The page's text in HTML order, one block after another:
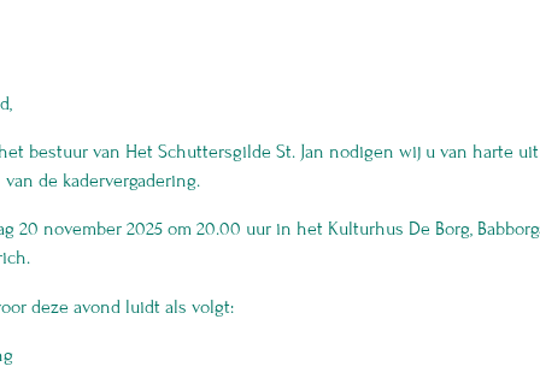
bestuur van Het Schuttersgilde St. Jan nodigen wij u van harte
de kadervergadering.
20 november 2025 om 20.00 uur in het Kulturhus De Borg,
deze avond luidt als volgt: